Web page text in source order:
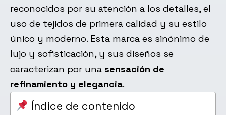
reconocidos por su atención a los detalles, el
uso de tejidos de primera calidad y su estilo
único y moderno. Esta marca es sinónimo de
lujo y sofisticación, y sus diseños se
caracterizan por una sensación de
refinamiento y elegancia.
Índice de contenido